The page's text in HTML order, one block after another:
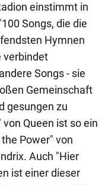
einstimmt in
Songs, die die
Hymnen
verbindet
Songs - sie
Gemeinschaft
gesungen zu
Queen ist so ein
Power" von
Auch "Hier
ist einer dieser